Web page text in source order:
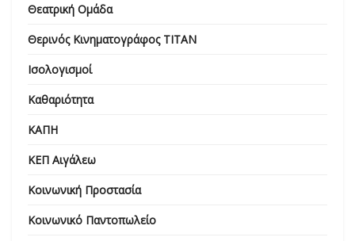
Θεατρική Ομάδα
Θερινός Κινηματογράφος ΤΙΤΑΝ
Ισολογισμοί
Καθαριότητα
ΚΑΠΗ
ΚΕΠ Αιγάλεω
Κοινωνική Προστασία
Κοινωνικό Παντοπωλείο